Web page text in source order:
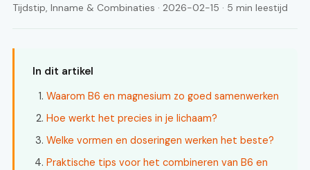
Tijdstip, Inname & Combinaties · 2026-02-15 · 5 min leestijd
In dit artikel
Waarom B6 en magnesium zo goed samenwerken
Hoe werkt het precies in je lichaam?
Welke vormen en doseringen werken het beste?
Praktische tips voor het combineren van B6 en